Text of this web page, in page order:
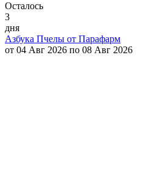
Осталось
3
дня
Азбука Пчелы от Парафарм
от 04 Авг 2026 по 08 Авг 2026